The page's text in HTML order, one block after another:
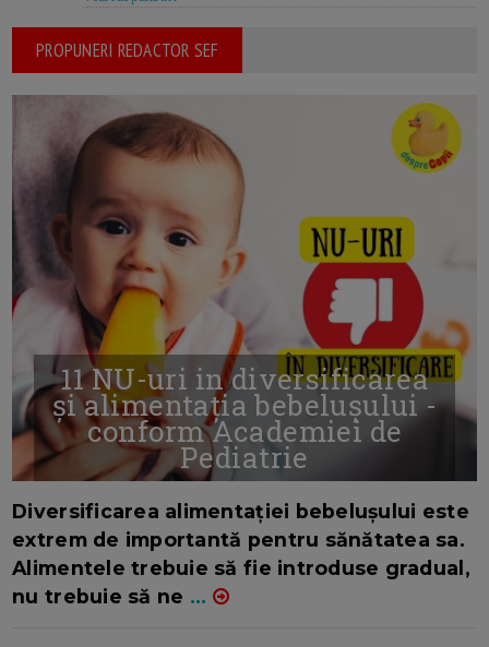
PROPUNERI REDACTOR SEF
11 NU-uri in diversificarea
și alimentația bebelușului -
conform Academiei de
Pediatrie
Diversificarea alimentației bebelușului este
extrem de importantă pentru sănătatea sa.
Alimentele trebuie să fie introduse gradual,
nu trebuie să ne ...